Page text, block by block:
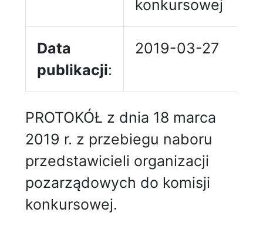
konkursowej
Data
publikacji:
2019-03-27
PROTOKÓŁ z dnia 18 marca
2019 r. z przebiegu naboru
przedstawicieli organizacji
pozarządowych do komisji
konkursowej.